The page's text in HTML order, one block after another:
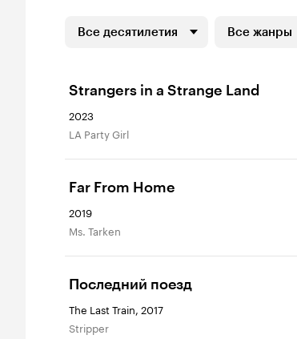
Все десятилетия Все жанры
Strangers in a Strange Land
2023
LA Party Girl
Far From Home
2019
Ms. Tarken
Последний поезд
The Last Train, 2017
Stripper